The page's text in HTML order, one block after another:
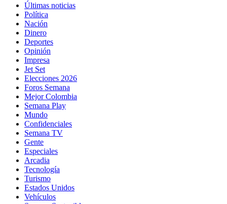
Últimas noticias
Política
Nación
Dinero
Deportes
Opinión
Impresa
Jet Set
Elecciones 2026
Foros Semana
Mejor Colombia
Semana Play
Mundo
Confidenciales
Semana TV
Gente
Especiales
Arcadia
Tecnología
Turismo
Estados Unidos
Vehículos